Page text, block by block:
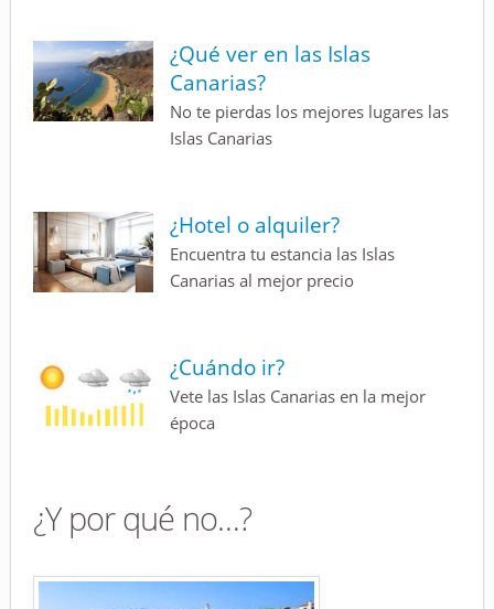
¿Qué ver en las Islas
Canarias?
No te pierdas los mejores lugares las
Islas Canarias
¿Hotel o alquiler?
Encuentra tu estancia las Islas
Canarias al mejor precio
¿Cuándo ir?
Vete las Islas Canarias en la mejor
época
¿Y por qué no…?